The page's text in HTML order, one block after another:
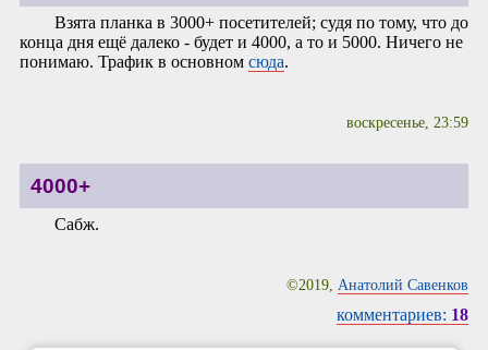
Взята планка в 3000+ посетителей; судя по тому, что до
конца дня ещё далеко - будет и 4000, а то и 5000. Ничего не
понимаю. Трафик в основном сюда.
воскресенье, 23:59
4000+
Сабж.
©2019, Анатолий Савенков
комментариев: 18